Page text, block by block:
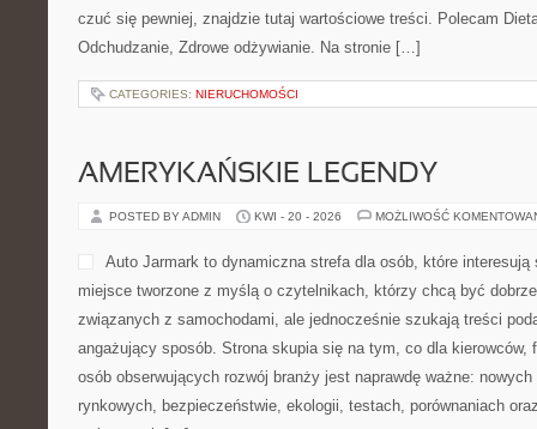
czuć się pewniej, znajdzie tutaj wartościowe treści. Polecam
Odchudzanie, Zdrowe odżywianie. Na stronie […]
CATEGORIES: NIERUCHOMOŚCI
AMERYKAŃSKIE LEGENDY
POSTED BY ADMIN KWI - 20 - 2026 MOŻLIWOŚĆ
Auto Jarmark to dynamiczna strefa dla osób, które interesują
miejsce tworzone z myślą o czytelnikach, którzy chcą być
związanych z samochodami, ale jednocześnie szukają treści
angażujący sposób. Strona skupia się na tym, co dla kierowców,
osób obserwujących rozwój branży jest naprawdę ważne:
rynkowych, bezpieczeństwie, ekologii, testach, porównaniach